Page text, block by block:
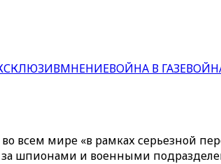
МНЕНИЕВОЙНА В ГАЗЕ
всем мире «в рамках серьезной
за шпионами и военными